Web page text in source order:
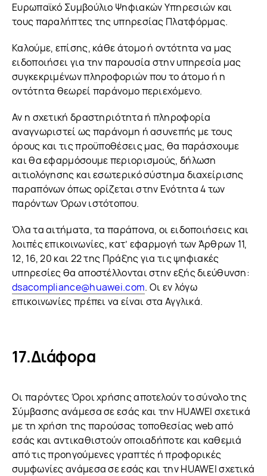
Ευρωπαϊκό Συμβούλιο Ψηφιακών Υπηρεσιών και
τους παραλήπτες της υπηρεσίας Πλατφόρμας.
Καλούμε, επίσης, κάθε άτομο ή οντότητα να μας
ειδοποιήσει για την παρουσία στην υπηρεσία μας
συγκεκριμένων πληροφοριών που το άτομο ή η
οντότητα θεωρεί παράνομο περιεχόμενο.
Αν η σχετική δραστηριότητα ή πληροφορία
αναγνωριστεί ως παράνομη ή ασυνεπής με τους
όρους και τις προϋποθέσεις μας, θα παράσχουμε
και θα εφαρμόσουμε περιορισμούς, δήλωση
αιτιολόγησης και εσωτερικό σύστημα διαχείρισης
παραπόνων όπως ορίζεται στην Ενότητα 4 των
παρόντων Όρων ιστότοπου.
Όλα τα αιτήματα, τα παράπονα, οι ειδοποιήσεις και
λοιπές επικοινωνίες, κατ’ εφαρμογή των Άρθρων 11,
12, 16, 20 και 22 της Πράξης για τις ψηφιακές
υπηρεσίες θα αποστέλλονται στην εξής διεύθυνση:
dsacompliance@huawei.com. Οι εν λόγω
επικοινωνίες πρέπει να είναι στα Αγγλικά.
Διάφορα
Οι παρόντες Όροι χρήσης αποτελούν το σύνολο της
Σύμβασης ανάμεσα σε εσάς και την HUAWEI σχετικά
με τη χρήση της παρούσας τοποθεσίας web από
εσάς και αντικαθιστούν οποιαδήποτε και καθεμιά
από τις προηγούμενες γραπτές ή προφορικές
συμφωνίες ανάμεσα σε εσάς και την HUAWEI σχετικά